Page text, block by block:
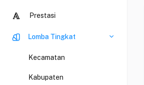
Prestasi
Lomba Tingkat
Kecamatan
Kabupaten